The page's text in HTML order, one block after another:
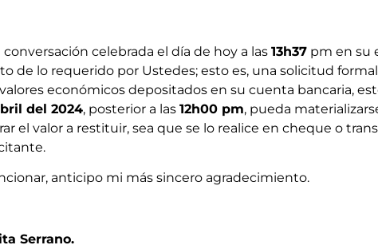
celebrada el día de hoy a las 13h37 pm en su
de lo requerido por Ustedes; esto es, una solicitud
económicos depositados en su cuenta bancaria,
del 2024, posterior a las 12h00 pm, pueda
el valor a restituir, sea que se lo realice en cheque o
anticipo mi más sincero agradecimiento.
Serrano.